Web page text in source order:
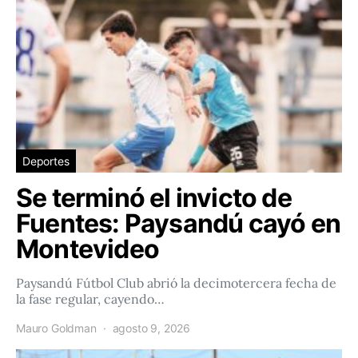
Deportes
Se terminó el invicto de
Fuentes: Paysandú cayó en
Montevideo
Paysandú Fútbol Club abrió la decimotercera fecha de
la fase regular, cayendo…
Mauro Goldman agosto 9, 2026